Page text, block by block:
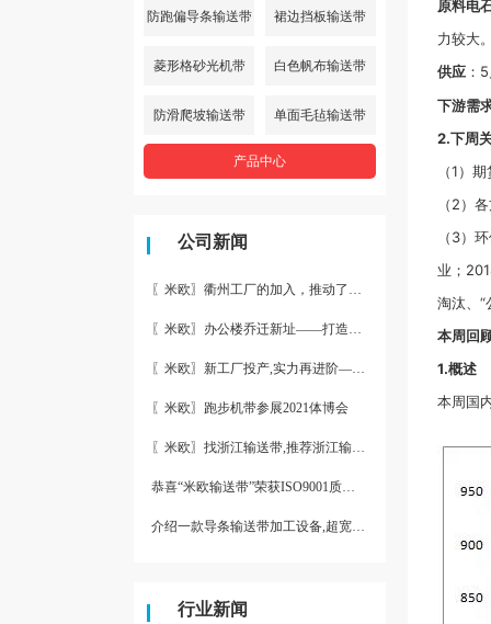
防跑偏导条输送带 裙边挡板输送带
菱形格砂光机带 白色帆布输送带
防滑爬坡输送带 单面毛毡输送带
产品中心
公司新闻
〖米欧〗衢州工厂的加入，推动了产能更节约了成本。
〖米欧〗办公楼乔迁新址——打造新起点 再著新篇章
〖米欧〗新工厂投产,实力再进阶—米欧带业衢州工厂投产并平稳运
〖米欧〗跑步机带参展2021体博会
〖米欧〗找浙江输送带,推荐浙江输送带生产厂家“米欧”
恭喜“米欧输送带”荣获ISO9001质量体系认证
介绍一款导条输送带加工设备,超宽输送带利器
行业新闻
原料电
力较大。
供应 ：5
下游需
2.下周
（1）
（2）
（3）
业；
淘汰、“
本周回
1.概述
本周国